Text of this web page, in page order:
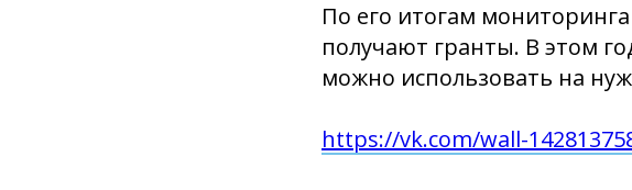
По его итогам
получают гранты. В этом
можно использовать на
https://vk.com/wall-